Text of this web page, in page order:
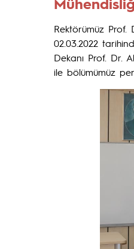
Rektörümüz Prof.
02.03.2022
Dekanı Prof. Dr.
ile bölümümüz